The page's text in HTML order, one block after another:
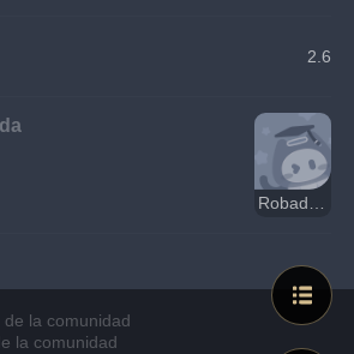
2.6
la comunidad
la comunidad